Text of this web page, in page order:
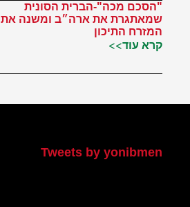
"הסכם מכה"-הברית הסונית
שמאתגרת את ארה״ב ומשנה את
המזרח התיכון
קרא עוד>>
Tweets by yonibmen